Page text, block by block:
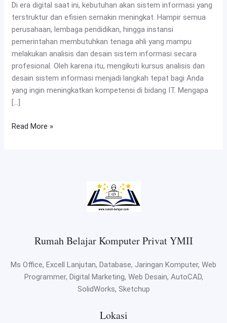
Di era digital saat ini, kebutuhan akan sistem informasi yang
terstruktur dan efisien semakin meningkat. Hampir semua
perusahaan, lembaga pendidikan, hingga instansi
pemerintahan membutuhkan tenaga ahli yang mampu
melakukan analisis dan desain sistem informasi secara
profesional. Oleh karena itu, mengikuti kursus analisis dan
desain sistem informasi menjadi langkah tepat bagi Anda
yang ingin meningkatkan kompetensi di bidang IT. Mengapa
[…]
Read More »
Rumah Belajar Komputer Privat YMII
Ms Office, Excell Lanjutan, Database, Jaringan Komputer, Web
Programmer, Digital Marketing, Web Desain, AutoCAD,
SolidWorks, Sketchup
Lokasi